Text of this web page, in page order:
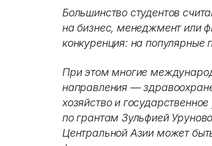
Большинство студентов
на бизнес, менеджмент или
конкуренция: на
При этом многие
направления —
хозяйство и
по грантам Зульфией
Центральной Азии может